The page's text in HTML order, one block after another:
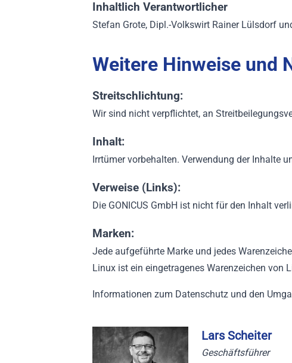
Inhaltlich Verantwortlicher
Stefan Grote, Dipl.-Volkswirt Rainer Lülsdorf
Weitere Hinweise und
Streitschlichtung:
Wir sind nicht verpflichtet, an
Inhalt:
Irrtümer vorbehalten. Verwendung der Inhalte
Verweise (Links):
Die GONICUS GmbH ist nicht für den Inhalt
Marken:
Jede aufgeführte Marke und jedes
Linux ist ein eingetragenes Warenzeichen von
Informationen zum Datenschutz und den
Lars Scheiter
Geschäftsführer